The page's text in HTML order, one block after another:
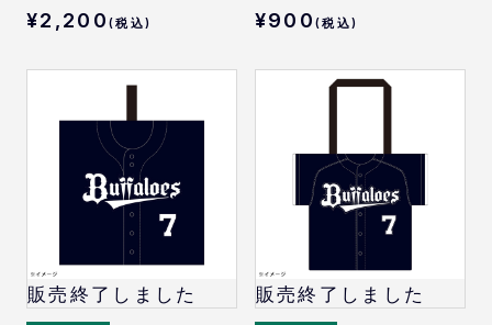
¥2,200 (税込) ¥900(税込)
販売終了しました 販売終了しました